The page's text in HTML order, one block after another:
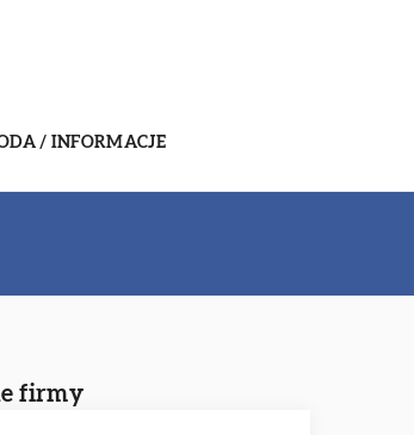
/ INFORMACJE
firmy